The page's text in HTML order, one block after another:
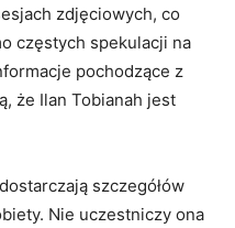
zdjęciowych, co
częstych spekulacji na
pochodzące z
że Ilan Tobianah jest
szczegółów
Nie uczestniczy ona